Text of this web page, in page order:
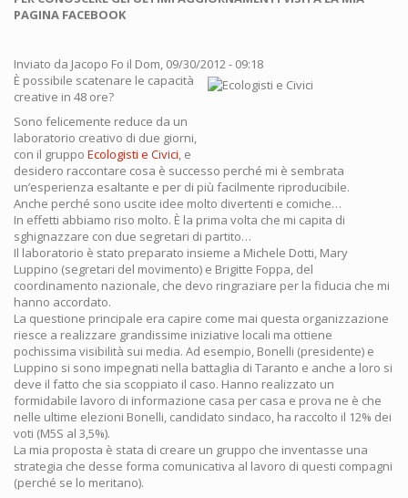
PAGINA FACEBOOK
Inviato da Jacopo Fo il Dom, 09/30/2012 - 09:18
È possibile scatenare le capacità
creative in 48 ore?
Sono felicemente reduce da un
laboratorio creativo di due giorni,
con il gruppo Ecologisti e Civici, e
desidero raccontare cosa è successo perché mi è sembrata
un’esperienza esaltante e per di più facilmente riproducibile.
Anche perché sono uscite idee molto divertenti e comiche…
In effetti abbiamo riso molto. È la prima volta che mi capita di
sghignazzare con due segretari di partito…
Il laboratorio è stato preparato insieme a Michele Dotti, Mary
Luppino (segretari del movimento) e Brigitte Foppa, del
coordinamento nazionale, che devo ringraziare per la fiducia che mi
hanno accordato.
La questione principale era capire come mai questa organizzazione
riesce a realizzare grandissime iniziative locali ma ottiene
pochissima visibilità sui media. Ad esempio, Bonelli (presidente) e
Luppino si sono impegnati nella battaglia di Taranto e anche a loro si
deve il fatto che sia scoppiato il caso. Hanno realizzato un
formidabile lavoro di informazione casa per casa e prova ne è che
nelle ultime elezioni Bonelli, candidato sindaco, ha raccolto il 12% dei
voti (M5S al 3,5%).
La mia proposta è stata di creare un gruppo che inventasse una
strategia che desse forma comunicativa al lavoro di questi compagni
(perché se lo meritano).